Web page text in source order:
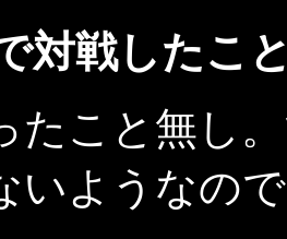
対戦したこ
こと無し
いようなの